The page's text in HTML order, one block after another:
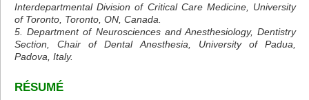
Interdepartmental Division of Critical Care Medicine, University
of Toronto, Toronto, ON, Canada.
5. Department of Neurosciences and Anesthesiology, Dentistry
Section, Chair of Dental Anesthesia, University of Padua,
Padova, Italy.
RÉSUMÉ